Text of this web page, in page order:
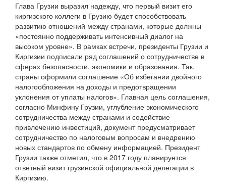
Глава Грузии выразил надежду, что первый визит его
киргизского коллеги в Грузию будет способствовать
развитию отношений между странами, которые должны
«постоянно поддерживать интенсивный диалог на
высоком уровне». В рамках встречи, президенты Грузии и
Киргизии подписали ряд соглашений о сотрудничестве в
сферах безопасности, экономики и образования. Так,
страны оформили соглашение «Об избегании двойного
налогообложения на доходы и предотвращении
уклонения от уплаты налогов». Главная цель соглашения,
согласно Минфину Грузии, углубление экономического
сотрудничества между странами и содействие
привлечению инвестиций, документ предусматривает
сотрудничество по налоговым вопросам и внедрению
новых стандартов по обмену информацией. Президент
Грузии также отметил, что в 2017 году планируется
ответный визит грузинской официальной делегации в
Киргизию.